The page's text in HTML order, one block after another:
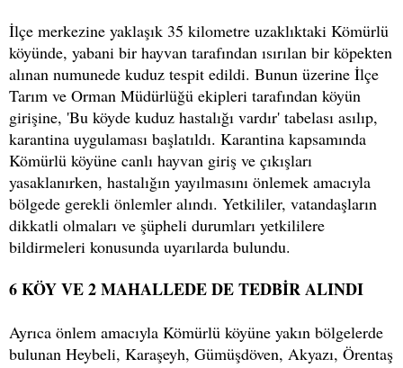
İlçe merkezine yaklaşık 35 kilometre uzaklıktaki Kömürlü
köyünde, yabani bir hayvan tarafından ısırılan bir köpekten
alınan numunede kuduz tespit edildi. Bunun üzerine İlçe
Tarım ve Orman Müdürlüğü ekipleri tarafından köyün
girişine, 'Bu köyde kuduz hastalığı vardır' tabelası asılıp,
karantina uygulaması başlatıldı. Karantina kapsamında
Kömürlü köyüne canlı hayvan giriş ve çıkışları
yasaklanırken, hastalığın yayılmasını önlemek amacıyla
bölgede gerekli önlemler alındı. Yetkililer, vatandaşların
dikkatli olmaları ve şüpheli durumları yetkililere
bildirmeleri konusunda uyarılarda bulundu.
6 KÖY VE 2 MAHALLEDE DE TEDBİR ALINDI
Ayrıca önlem amacıyla Kömürlü köyüne yakın bölgelerde
bulunan Heybeli, Karaşeyh, Gümüşdöven, Akyazı, Örentaş